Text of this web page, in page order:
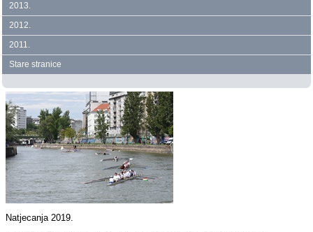
2013.
2012.
2011.
Stare stranice
Natjecanja 2019.